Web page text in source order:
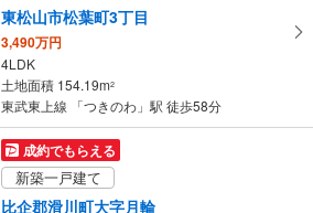
東松山市松葉町3丁目
3,490万円
4LDK
土地面積 154.19m2
東武東上線 「つきのわ」駅 徒歩58分
成約でもらえる
新築一戸建て
比企郡滑川町大字月輪